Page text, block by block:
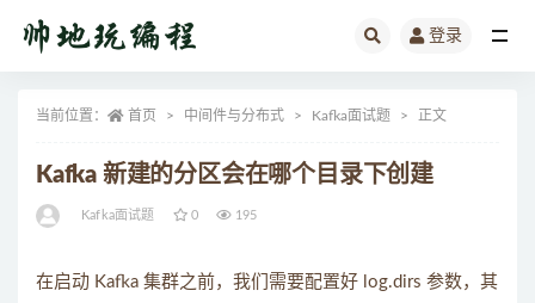
登录
当前位置： 首页 中间件与分布式 Kafka面试题 正文
Kafka 新建的分区会在哪个目录下创建
Kafka面试题 0 195
在启动 Kafka 集群之前，我们需要配置好 log.dirs 参数，其